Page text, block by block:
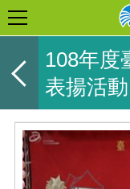
108年度
表揚活動